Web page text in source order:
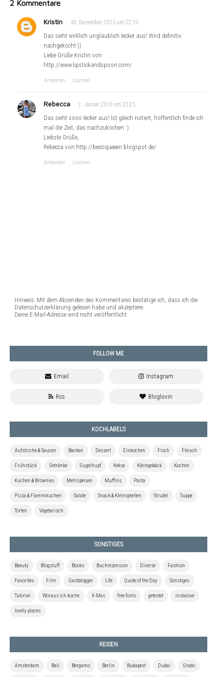
2 Kommentare
Kristin 30. Dezember 2015 um 22:10
Das sieht wirklich unglaublich lecker aus! Wird definitiv
nachgekocht:))
Liebe Grüße Kristin von
http://www.lipstickandspoon.com/
Antworten Löschen
Rebecca 2. Januar 2016 um 22:25
Das sieht sooo lecker aus! Ist gleich notiert, hoffentlich finde ich
mal die Zeit, das nachzukochen :)
Liebste Grüße,
Rebecca von http://becciqueeen.blogspot.de/
Antworten Löschen
Hinweis: Mit dem Absenden des Kommentares bestätige ich, dass ich die
Datenschutzerklärung gelesen habe und akzeptiere.
Deine E-Mail-Adresse wird nicht veröffentlicht.
FOLLOW ME
KOCHLABELS
Aufstriche & Saucen Backen Dessert Einkochen Fisch Fleisch
Frühstück Getränke Gugelhupf Kekse Kleingebäck Kochen
Kuchen & Brownies Mehlspeisen Muffins Pasta
Pizza & Flammkuchen Salate Snack & Kleinigkeiten Strudel Suppe
Torten Vegetarisch
SONSTIGES
Beauty Blogstuff Books Buchrezension Diverse Fashion
Favorites Film Gastblogger Life Quote of the Day Sonstiges
Tutorial Woraus ich koche X-Mas free fonts getestet instalove
lovely places
REISEN
Amsterdam Bali Bergamo Berlin Budapest Dubai Grado